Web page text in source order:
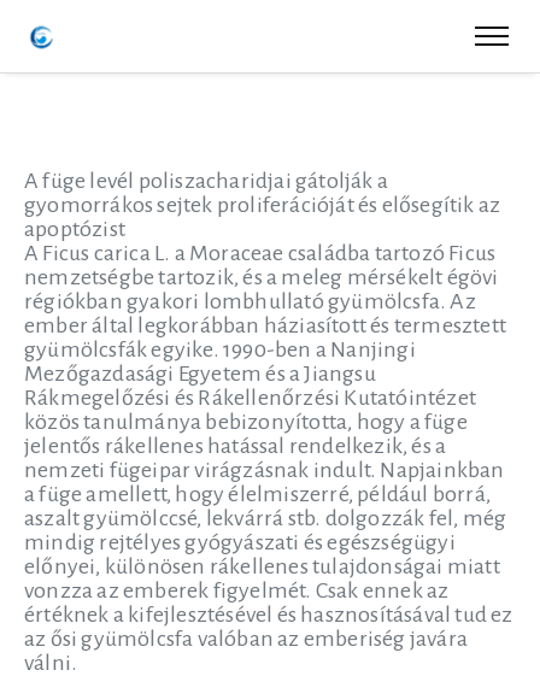
A füge levél poliszacharidjai gátolják a
gyomorrákos sejtek proliferációját és elősegítik az
apoptózist
A Ficus carica L. a Moraceae családba tartozó Ficus
nemzetségbe tartozik, és a meleg mérsékelt égövi
régiókban gyakori lombhullató gyümölcsfa. Az
ember által legkorábban háziasított és termesztett
gyümölcsfák egyike. 1990-ben a Nanjingi
Mezőgazdasági Egyetem és a Jiangsu
Rákmegelőzési és Rákellenőrzési Kutatóintézet
közös tanulmánya bebizonyította, hogy a füge
jelentős rákellenes hatással rendelkezik, és a
nemzeti fügeipar virágzásnak indult. Napjainkban
a füge amellett, hogy élelmiszerré, például borrá,
aszalt gyümölccsé, lekvárrá stb. dolgozzák fel, még
mindig rejtélyes gyógyászati és egészségügyi
előnyei, különösen rákellenes tulajdonságai miatt
vonzza az emberek figyelmét. Csak ennek az
értéknek a kifejlesztésével és hasznosításával tud ez
az ősi gyümölcsfa valóban az emberiség javára
válni.